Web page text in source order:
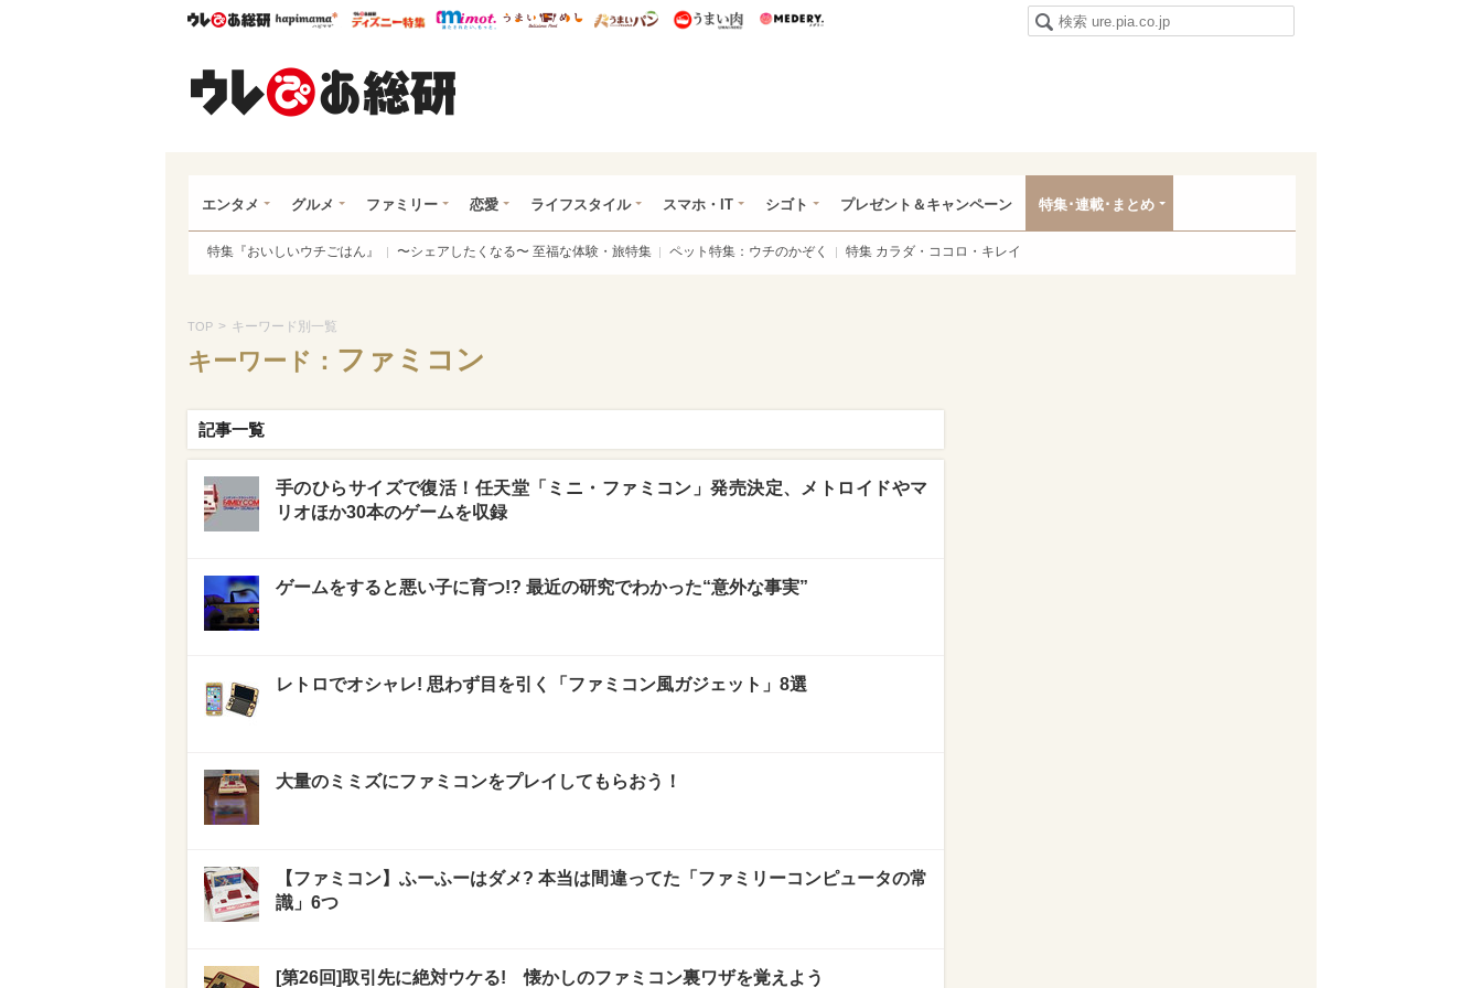
ウレぴあ総研ハピママ* ウレぴあ総研 ディズニー特集
mimot. うまいめし うまいパン うまい肉
エンタメ グルメ ファミリー 恋愛 ライフスタイル スマホ・IT シゴト プレゼント＆キャンペーン 特集･連載･まとめ
特集『おいしいウチごはん』 〜シェアしたくなる〜 至福な体験・旅特集 ペット特集：ウチのかぞく 特集 カラダ・ココロ・キレイ
TOP > キーワード別一覧
キーワード： ファミコン
記事一覧
手のひらサイズで復活！任天堂「ミニ・ファミコン」発売決定、メトロイドやマ
リオほか30本のゲームを収録
ゲームをすると悪い子に育つ!? 最近の研究でわかった“意外な事実”
レトロでオシャレ! 思わず目を引く「ファミコン風ガジェット」8選
大量のミミズにファミコンをプレイしてもらおう！
【ファミコン】ふーふーはダメ? 本当は間違ってた「ファミリーコンピュータの常
識」6つ
[第26回]取引先に絶対ウケる! 懐かしのファミコン裏ワザを覚えよう